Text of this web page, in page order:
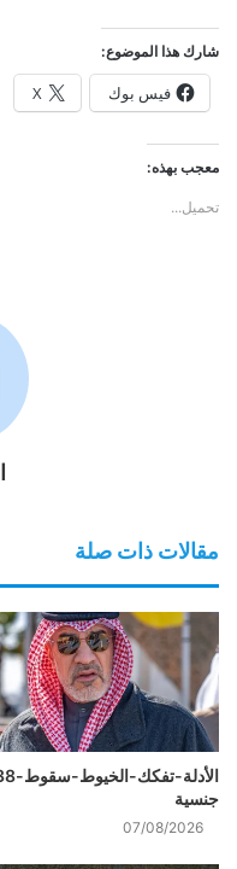
شارك هذا الموضوع:
فيس بوك X
معجب بهذه:
تحميل...
مقالات ذات صلة
جنسية
07/08/2026